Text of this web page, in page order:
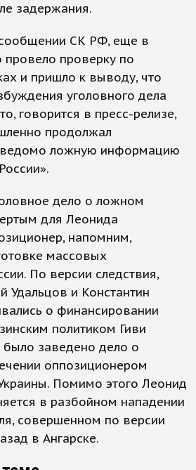
задержания.
СК РФ, еще в
проверку по
и пришло к выводу, что
уголовного дела
говорится в пресс-релизе,
продолжал
ложную информацию
дело о ложном
для Леонида
напомним,
массовых
По версии следствия,
Удальцов и Константин
о финансировании
политиком Гиви
было заведено дело о
оппозиционером
Помимо этого Леонид
в разбойном нападении
совершенном по версии
в Ангарске.